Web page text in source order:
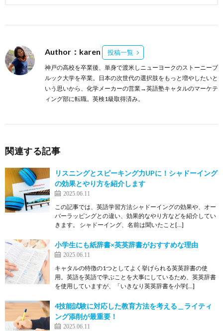
Author：karen 投稿一覧
神戸の高校を卒業後、単身で渡米しニューヨークのストーニーブ
ルック大学を卒業。日本の次世代の選択肢をもっと増やしたいと
いう思いから、化学メーカーの営業→英語塾キャタルのマーケテ
ィング部に転職。英検1級取得済み。
関連する記事
リスニングとスピーキング力UPに！シャドーイング
の効果とやり方を紹介します
2025.06.11
この記事では、英語学習方法シャドーイングの効果や、オー
バーラッピングとの違い、効果的なやり方などを紹介してい
きます。 シャドーイング、名前は聞いたこと[…]
小学生にも紙辞書×英英辞書がおすすめな理由
2025.06.11
キャタルの特徴の1つとしてよく挙げられる英英辞書の使
用。英語を英語で学ぶことを大事にしているため、英英辞書
を使用していますが、「いきなり英英辞書を小学[…]
4技能試験に対応した教育方法を考える＿ライティ
ング添削が最重要！
2025.06.11